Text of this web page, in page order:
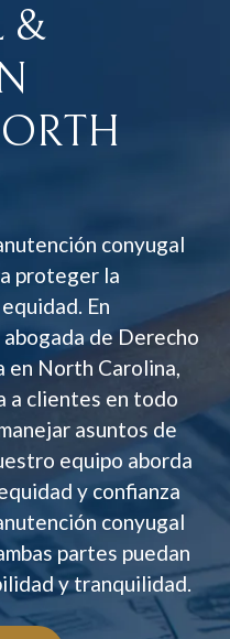
&
conyugal
proteger la
En
de Derecho
en North Carolina,
a clientes en todo
asuntos de
equipo aborda
y confianza
conyugal
partes puedan
y tranquilidad.